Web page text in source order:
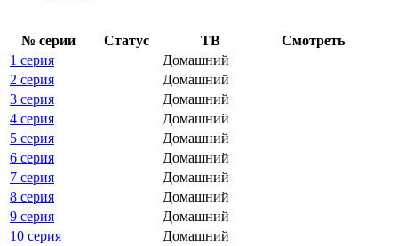
№ се­рии Ста­тус ТВ
Смот­реть
1 серия
Домашний
2 серия
Домашний
3 серия
Домашний
4 серия
Домашний
5 серия
Домашний
6 серия
Домашний
7 серия
Домашний
8 серия
Домашний
9 серия
Домашний
10 серия
Домашний